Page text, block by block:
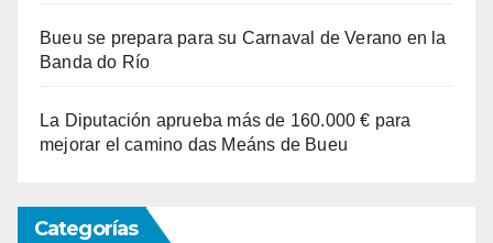
Bueu se prepara para su Carnaval de Verano en la
Banda do Río
La Diputación aprueba más de 160.000 € para
mejorar el camino das Meáns de Bueu
Categorías